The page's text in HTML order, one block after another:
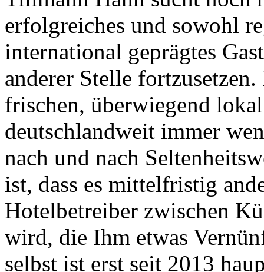
erfolgreiches und sowohl
international geprägtes
anderer Stelle
frischen, überwiegend
deutschlandweit immer
nach und nach
ist, dass es mittelfristig
Hotelbetreiber zwischen
wird, die Ihm etwas
selbst ist erst seit 2013